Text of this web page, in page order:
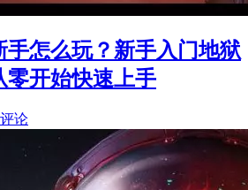
手怎么玩？新手入门地狱
零开始快速上手
论